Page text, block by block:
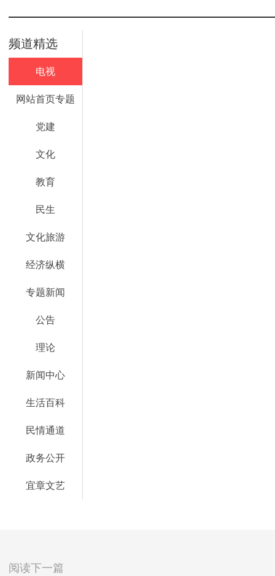
频道精选
电视
网站首页专题
党建
文化
教育
民生
文化旅游
经济纵横
专题新闻
公告
理论
新闻中心
生活百科
民情通道
政务公开
宜章文艺
阅读下一篇